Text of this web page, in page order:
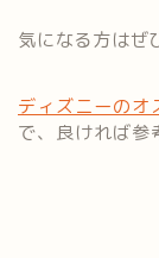
気になる方はぜ
ディズニーのオ
で、良ければ参